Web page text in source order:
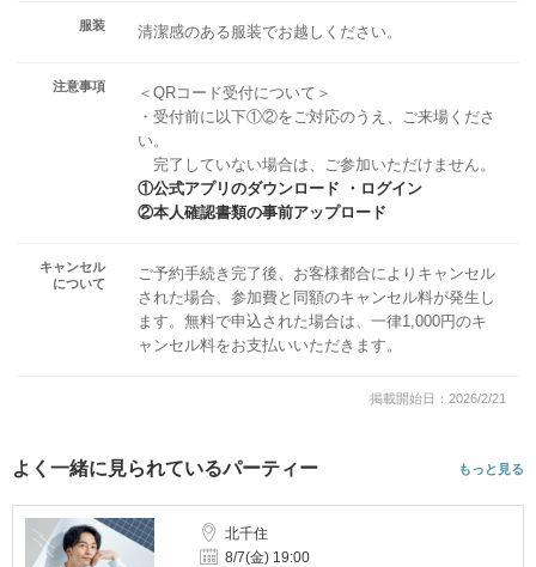
服装 清潔感のある服装でお越しください。
注意事項
＜QRコード受付について＞
・受付前に以下①②をご対応のうえ、ご来場くださ
い。
完了していない場合は、ご参加いただけません。
①公式アプリのダウンロード ・ログイン
②本人確認書類の事前アップロード
キャンセル
について
ご予約手続き完了後、お客様都合によりキャンセル
された場合、参加費と同額のキャンセル料が発生し
ます。無料で申込された場合は、一律1,000円のキ
ャンセル料をお支払いいただきます。
掲載開始日：2026/2/21
よく一緒に見られているパーティー もっと見る
北千住
8/7(金) 19:00